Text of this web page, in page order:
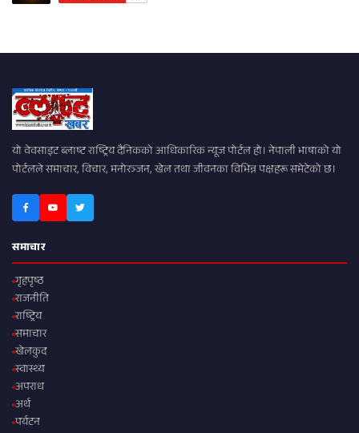
यो वेवसाइट ब्लाष्ट राष्ट्रिय दैनिकको आधिकारिक न्यूज पोर्टल हो। नेपाली भाषाको यो
पोर्टलले समाचार, विचार, मनोरञ्जन, खेल तथा जीवनका विभिन्न पक्षहरू समेटेको छ।
समाचार
गृहपृष्ठ
राजनीति
राष्ट्रिय
समाचार
खेलकुद
स्वास्थ्य
अपराध
अर्थ
पर्यटन